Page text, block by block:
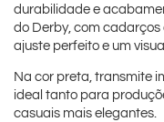
durabilidade e
do Derby, com
ajuste perfeito e um
Na cor preta, transmite
ideal tanto para
casuais mais elegantes.